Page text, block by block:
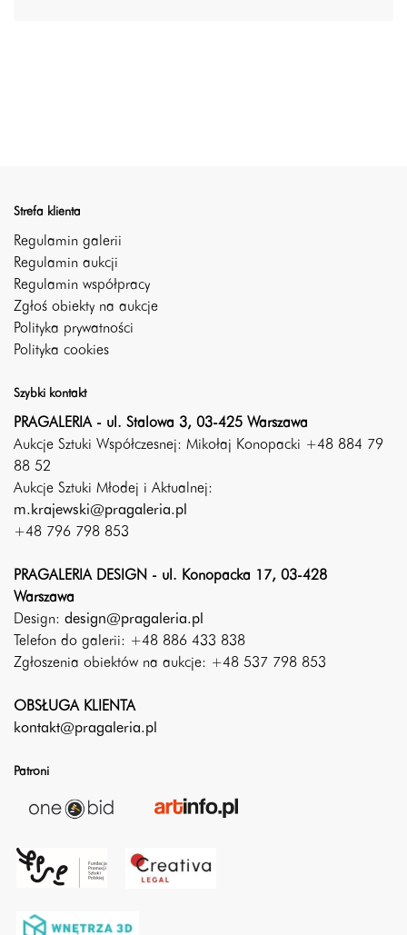
Strefa klienta
Regulamin galerii
Regulamin aukcji
Regulamin współpracy
Zgłoś obiekty na aukcje
Polityka prywatności
Polityka cookies
Szybki kontakt
PRAGALERIA - ul. Stalowa 3, 03-425 Warszawa
Aukcje Sztuki Współczesnej: Mikołaj Konopacki +48 884 79
88 52
Aukcje Sztuki Młodej i Aktualnej:
m.krajewski@pragaleria.pl
+48 796 798 853
PRAGALERIA DESIGN - ul. Konopacka 17, 03-428
Warszawa
Design: design@pragaleria.pl
Telefon do galerii: +48 886 433 838
Zgłoszenia obiektów na aukcje: +48 537 798 853
OBSŁUGA KLIENTA
kontakt@pragaleria.pl
Patroni